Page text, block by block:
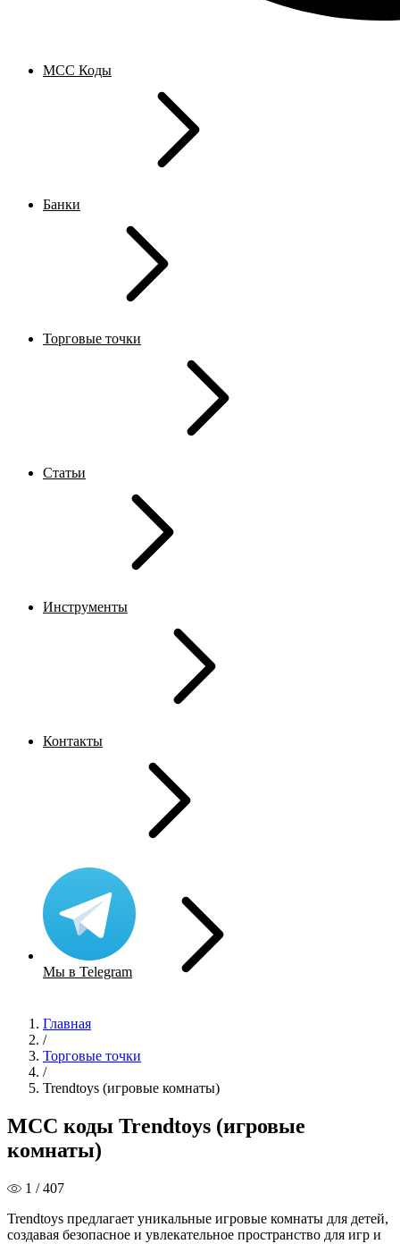
MCC Коды
Банки
Торговые точки
Статьи
Инструменты
Контакты
Мы в Telegram
Главная
/
Торговые точки
/
Trendtoys (игровые комнаты)
MCC коды Trendtoys (игровые
комнаты)
1 / 407
Trendtoys предлагает уникальные игровые комнаты для детей,
создавая безопасное и увлекательное пространство для игр и